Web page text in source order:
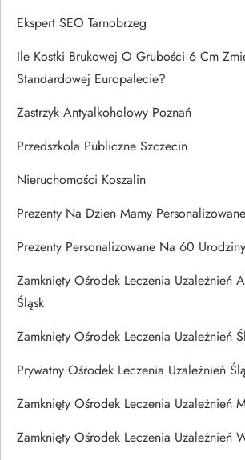
Ekspert SEO Tarnobrzeg
Ile Kostki Brukowej O Grubości 6 Cm
Standardowej Europalecie?
Zastrzyk Antyalkoholowy Poznań
Przedszkola Publiczne Szczecin
Nieruchomości Koszalin
Prezenty Na Dzien Mamy Personalizowane
Prezenty Personalizowane Na 60 Urodziny
Zamknięty Ośrodek Leczenia Uzależnień
Śląsk
Zamknięty Ośrodek Leczenia Uzależnień
Prywatny Ośrodek Leczenia Uzależnień
Zamknięty Ośrodek Leczenia Uzależnień
Zamknięty Ośrodek Leczenia Uzależnień